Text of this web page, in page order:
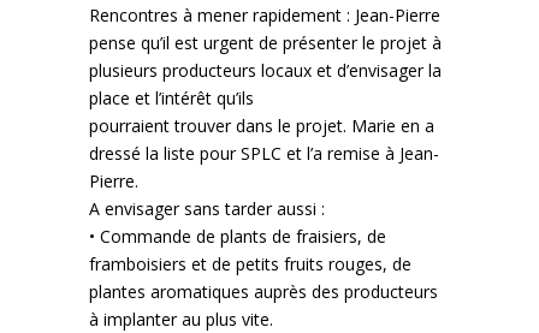
Rencontres à mener rapidement : Jean-Pierre
pense qu’il est urgent de présenter le projet à
plusieurs producteurs locaux et d’envisager la
place et l’intérêt qu’ils
pourraient trouver dans le projet. Marie en a
dressé la liste pour SPLC et l’a remise à Jean-
Pierre.
A envisager sans tarder aussi :
• Commande de plants de fraisiers, de
framboisiers et de petits fruits rouges, de
plantes aromatiques auprès des producteurs
à implanter au plus vite.